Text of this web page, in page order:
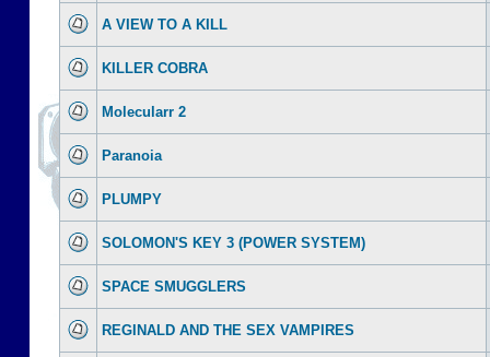
A VIEW TO A KILL
KILLER COBRA
Molecularr 2
Paranoia
PLUMPY
SOLOMON'S KEY 3 (POWER SYSTEM)
SPACE SMUGGLERS
REGINALD AND THE SEX VAMPIRES